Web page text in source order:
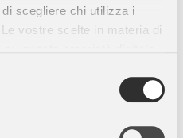
scegliere chi utilizza i
vostre scelte in materia di
consenso in qualsiasi
sui cookie o facendo clic
fedelmente le caratteristiche
, dal corpo armonioso alle
sfumati e dettagli accurati
pronto per competizioni e